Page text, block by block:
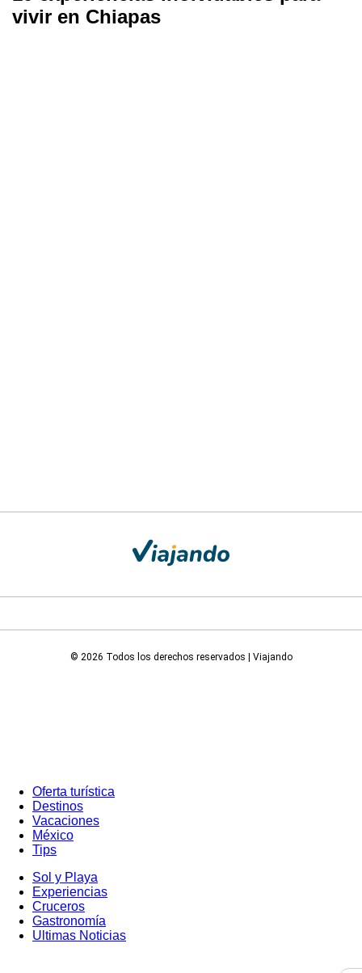
vivir en Chiapas
© 2026 Todos los derechos reservados | Viajando
Oferta turística
Destinos
Vacaciones
México
Tips
Sol y Playa
Experiencias
Cruceros
Gastronomía
Ultimas Noticias